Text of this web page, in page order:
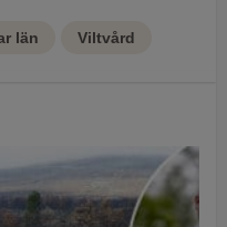
län Viltvård